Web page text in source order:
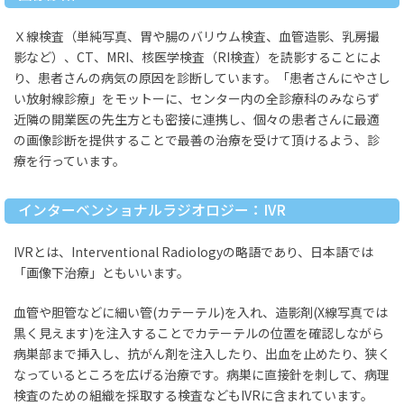
Ｘ線検査（単純写真、胃や腸のバリウム検査、血管造影、乳房撮
影など）、CT、MRI、核医学検査（RI検査）を読影することによ
り、患者さんの病気の原因を診断しています。「患者さんにやさし
い放射線診療」をモットーに、センター内の全診療科のみならず
近隣の開業医の先生方とも密接に連携し、個々の患者さんに最適
の画像診断を提供することで最善の治療を受けて頂けるよう、診
療を行っています。
インターベンショナルラジオロジー：IVR
IVRとは、Interventional Radiologyの略語であり、日本語では
「画像下治療」ともいいます。
血管や胆管などに細い管(カテーテル)を入れ、造影剤(X線写真では
黒く見えます)を注入することでカテーテルの位置を確認しながら
病巣部まで挿入し、抗がん剤を注入したり、出血を止めたり、狭く
なっているところを広げる治療です。病巣に直接針を刺して、病理
検査のための組織を採取する検査などもIVRに含まれています。